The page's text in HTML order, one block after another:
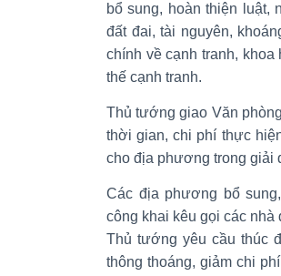
bổ sung, hoàn thiện luật,
đất đai, tài nguyên,
chính về cạnh tranh,
thế cạnh tranh.
Thủ tướng giao Văn
thời gian, chi phí thực
cho địa phương trong giải
Các địa phương bổ
công khai kêu gọi các nhà
Thủ tướng yêu cầu thúc
thông thoáng, giảm chi